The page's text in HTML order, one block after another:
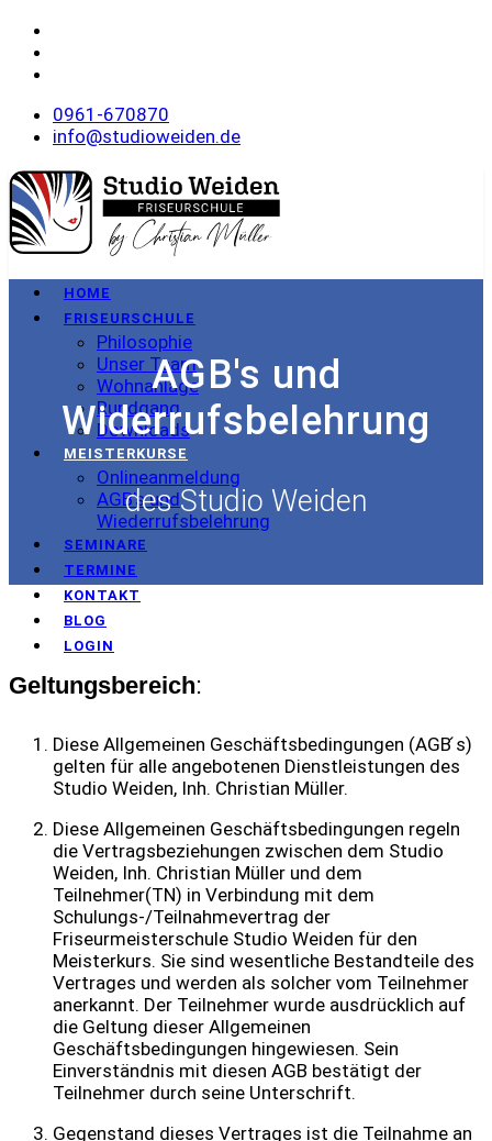
0961-670870
info@studioweiden.de
HOME
FRISEURSCHULE
Philosophie
Unser Team
Wohnanlage
Rundgang
Downloads
MEISTERKURSE
Onlineanmeldung
AGB's und
Wiederrufsbelehrung
SEMINARE
TERMINE
KONTAKT
BLOG
LOGIN
AGB's und
Widerrufsbelehrung
des Studio Weiden
Geltungsbereich:
Diese Allgemeinen Geschäftsbedingungen (AGB ́s)
gelten für alle angebotenen Dienstleistungen des
Studio Weiden, Inh. Christian Müller.
Diese Allgemeinen Geschäftsbedingungen regeln
die Vertragsbeziehungen zwischen dem Studio
Weiden, Inh. Christian Müller und dem
Teilnehmer(TN) in Verbindung mit dem
Schulungs-/Teilnahmevertrag der
Friseurmeisterschule Studio Weiden für den
Meisterkurs. Sie sind wesentliche Bestandteile des
Vertrages und werden als solcher vom Teilnehmer
anerkannt. Der Teilnehmer wurde ausdrücklich auf
die Geltung dieser Allgemeinen
Geschäftsbedingungen hingewiesen. Sein
Einverständnis mit diesen AGB bestätigt der
Teilnehmer durch seine Unterschrift.
Gegenstand dieses Vertrages ist die Teilnahme an